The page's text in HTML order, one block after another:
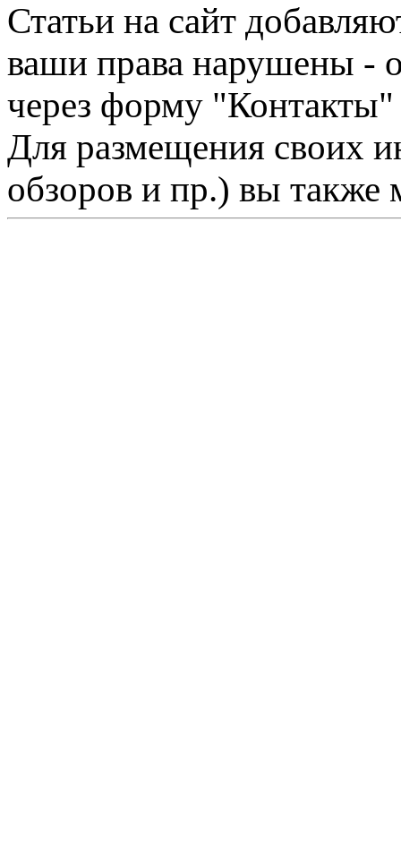
Статьи на сайт
ваши права нарушены -
через форму "Контакты"
Для размещения своих
обзоров и пр.) вы также